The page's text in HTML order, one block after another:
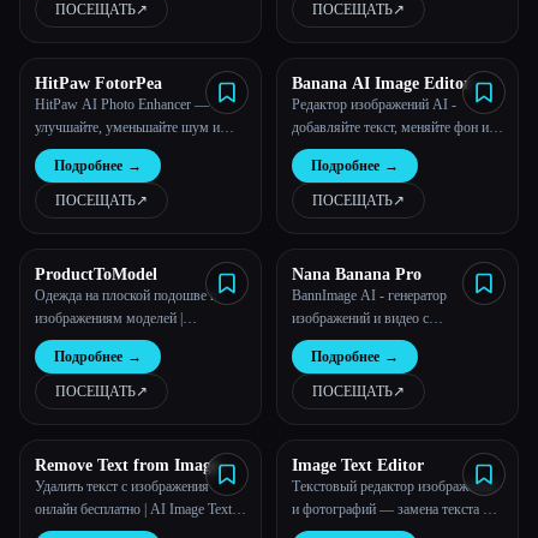
который исправляет размытие при
движении, расфокусированные
освещении за считанные секунды.
Он восстанавливает старые
фотографии,
ПОСЕЩАТЬ↗︎
изображений | Бесплатный онлайн-
инструмент
ПОСЕЩАТЬ↗︎
HitPaw FotorPea
HitPaw AI Photo Enhancer —
улучшайте, уменьшайте шум и
повышайте качество изображения
до 8KПодробнее →
ПОСЕЩАТЬ↗︎
Banana AI Image Editor
Редактор изображений AI -
добавляйте текст, меняйте фон и
удаляйте объекты
Подробнее →
ПОСЕЩАТЬ↗︎
ProductToModel
Одежда на плоской подошве к
изображениям моделей |
ProductToModel
Подробнее →
ПОСЕЩАТЬ↗︎
Nana Banana Pro
BannImage AI - генератор
изображений и видео с
искусственным интеллектом
Подробнее →
ПОСЕЩАТЬ↗︎
Remove Text from Image
Удалить текст с изображения
онлайн бесплатно | AI Image Text
Remover
Image Text Editor
Текстовый редактор изображений
и фотографий — замена текста на
основе искусственного интеллекта